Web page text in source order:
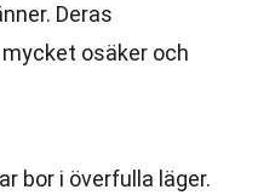
Deras
osäker och
bor i överfulla läger.